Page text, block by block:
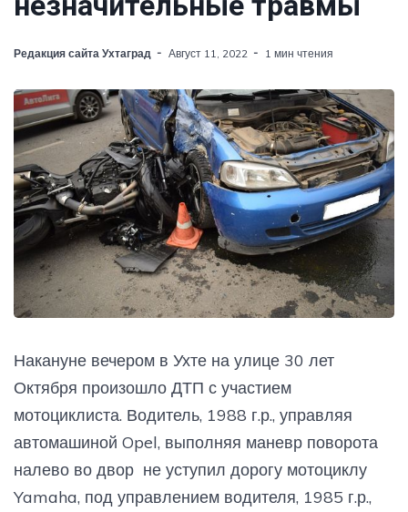
Редакция сайта Ухтаград Август 11, 2022 1 мин чтения
Накануне вечером в Ухте на улице 30 лет
Октября произошло ДТП с участием
мотоциклиста. Водитель, 1988 г.р., управляя
автомашиной Opel, выполняя маневр поворота
налево во двор не уступил дорогу мотоциклу
Yamaha, под управлением водителя, 1985 г.р.,